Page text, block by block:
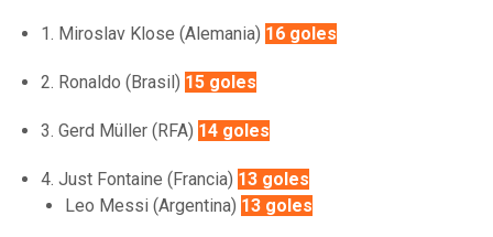
1. Miroslav Klose (Alemania) 16 goles
2. Ronaldo (Brasil) 15 goles
3. Gerd Müller (RFA) 14 goles
4. Just Fontaine (Francia) 13 goles
Leo Messi (Argentina) 13 goles